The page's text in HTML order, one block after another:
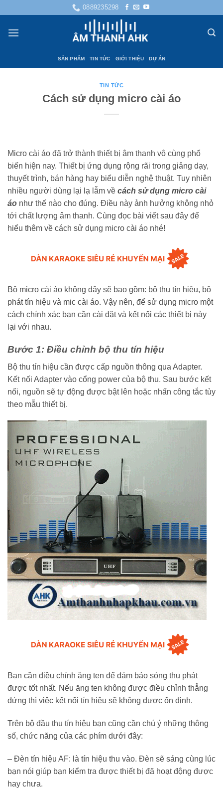
nội
0889235298
SẢN PHẨM TIN TỨC GIỚI THIỆU DỰ ÁN
TIN TỨC
Cách sử dụng micro cài áo
Micro cài áo đã trở thành thiết bị âm thanh vô cùng phổ
biến hiện nay. Thiết bị ứng dụng rộng rãi trong giảng dạy,
thuyết trình, bán hàng hay biểu diễn nghệ thuật. Tuy nhiên
nhiều người dùng lại lạ lẫm về cách sử dụng micro cài
áo như thế nào cho đúng. Điều này ảnh hưởng không nhỏ
tới chất lượng âm thanh. Cùng đọc bài viết sau đây để
hiểu thêm về cách sử dụng micro cài áo nhé!
Bộ micro cài áo không dây sẽ bao gồm: bộ thu tín hiệu, bộ
phát tín hiệu và mic cài áo. Vậy nên, để sử dụng micro một
cách chính xác bạn cần cài đặt và kết nối các thiết bị này
lại với nhau.
Bước 1: Điều chỉnh bộ thu tín hiệu
Bộ thu tín hiệu cần được cấp nguồn thông qua Adapter.
Kết nối Adapter vào cổng power của bộ thu. Sau bước kết
nối, nguồn sẽ tự động được bật lên hoặc nhấn công tắc tùy
theo mẫu thiết bị.
Bạn cần điều chỉnh ăng ten để đảm bảo sóng thu phát
được tốt nhất. Nếu ăng ten không được điều chỉnh thẳng
đứng thì việc kết nối tín hiệu sẽ không được ổn định.
Trên bộ đầu thu tín hiệu bạn cũng cần chú ý những thông
số, chức năng của các phím dưới đây:
– Đèn tín hiệu AF: là tín hiệu thu vào. Đèn sẽ sáng cùng lúc
bạn nói giúp bạn kiểm tra được thiết bị đã hoạt động được
hay chưa.